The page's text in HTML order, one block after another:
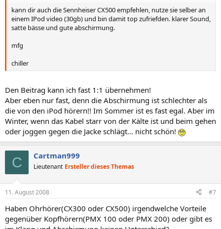
kann dir auch die Sennheiser CX500 empfehlen, nutze sie selber an
einem IPod video (30gb) und bin damit top zufriefden. klarer Sound,
satte bässe und gute abschirmung.
mfg
chiller
Den Beitrag kann ich fast 1:1 übernehmen!
Aber eben nur fast, denn die Abschirmung ist schlechter als
die von den iPod hörern!! Im Sommer ist es fast egal. Aber im
Winter, wenn das Kabel starr von der Kälte ist und beim gehen
oder joggen gegen die Jacke schlägt... nicht schön!
C Cartman999
Lieutenant Ersteller dieses Themas
11. August 2008 #7
Haben Ohrhörer(CX300 oder CX500) irgendwelche Vorteile
gegenüber Kopfhörern(PMX 100 oder PMX 200) oder gibt es